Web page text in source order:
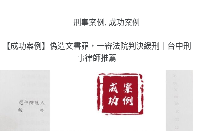
刑事案例 , 成功案例
【成功案例】偽造文書罪，一審法院判決緩刑｜台中刑
事律師推薦